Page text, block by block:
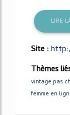
LIRE
Site :
Thèmes
vintage pas
femme en